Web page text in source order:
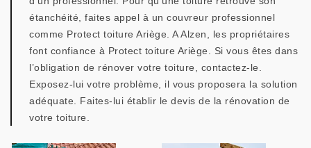
étanchéité, faites appel à un couvreur professionnel
comme Protect toiture Ariège. A Alzen, les propriétaires
font confiance à Protect toiture Ariège. Si vous êtes dans
l’obligation de rénover votre toiture, contactez-le.
Exposez-lui votre problème, il vous proposera la solution
adéquate. Faites-lui établir le devis de la rénovation de
votre toiture.